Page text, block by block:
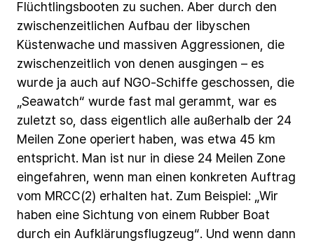
Flüchtlingsbooten zu suchen. Aber durch den
zwischenzeitlichen Aufbau der libyschen
Küstenwache und massiven Aggressionen, die
zwischenzeitlich von denen ausgingen – es
wurde ja auch auf NGO-Schiffe geschossen, die
„Seawatch“ wurde fast mal gerammt, war es
zuletzt so, dass eigentlich alle außerhalb der 24
Meilen Zone operiert haben, was etwa 45 km
entspricht. Man ist nur in diese 24 Meilen Zone
eingefahren, wenn man einen konkreten Auftrag
vom MRCC(2) erhalten hat. Zum Beispiel: „Wir
haben eine Sichtung von einem Rubber Boat
durch ein Aufklärungsflugzeug“. Und wenn dann